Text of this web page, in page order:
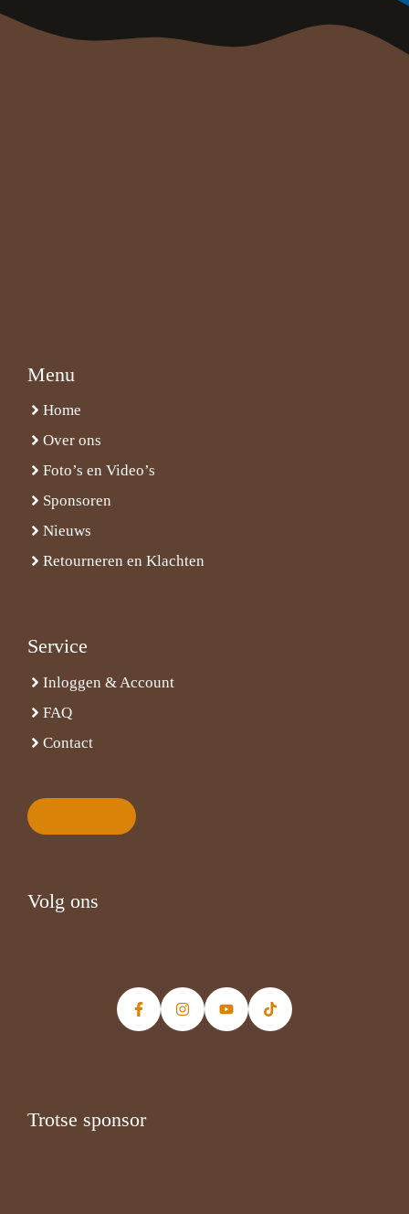
Menu
Home
Over ons
Foto’s en Video’s
Sponsoren
Nieuws
Retourneren en Klachten
Service
Inloggen & Account
FAQ
Contact
Volg ons
Trotse sponsor